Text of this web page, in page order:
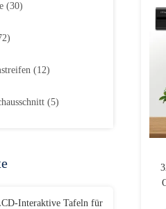
(30)
(12)
(5)
Interaktive Tafeln für